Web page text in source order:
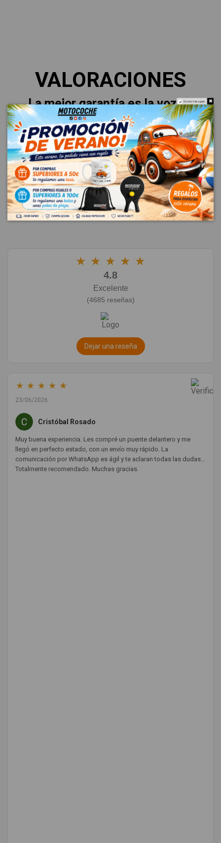
VALORACIONES
La mejor garantía es la voz de
nuestros clientes.
Esto es lo que dicen sobre su
experiencia.
★ ★ ★ ★ ★
4.8
Excelente
(4685 reseñas)
Dejar una reseña
★ ★ ★ ★ ★
23/06/2026
Cristóbal Rosado
Muy buena experiencia. Les compré un puente delantero y me
llegó en perfecto estado, con un envío muy rápido. La
comunicación por WhatsApp es ágil y te aclaran todas las dudas.
Totalmente recomendado. Muchas gracias.
Do not show again.